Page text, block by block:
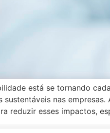
está se tornando
sustentáveis nas
reduzir esses impactos,